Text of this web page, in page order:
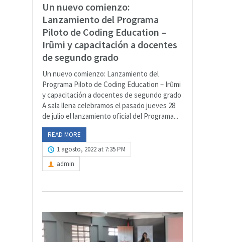
Un nuevo comienzo:
Lanzamiento del Programa
Piloto de Coding Education –
Irũmi y capacitación a docentes
de segundo grado
Un nuevo comienzo: Lanzamiento del
Programa Piloto de Coding Education – Irũmi
y capacitación a docentes de segundo grado
A sala llena celebramos el pasado jueves 28
de julio el lanzamiento oficial del Programa...
READ MORE
1 agosto, 2022 at 7:35 PM
admin